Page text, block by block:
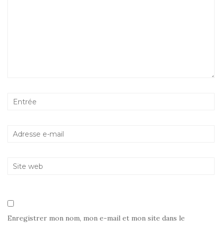
Enregistrer mon nom, mon e-mail et mon site dans le